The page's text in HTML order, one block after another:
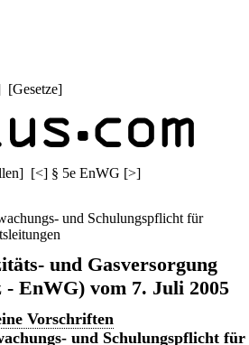
[Gesetze]
] [<] § 5e EnWG [>]
und Schulungspflicht für
und Gasversorgung
- EnWG) vom 7. Juli 2005
Vorschriften
und Schulungspflicht für